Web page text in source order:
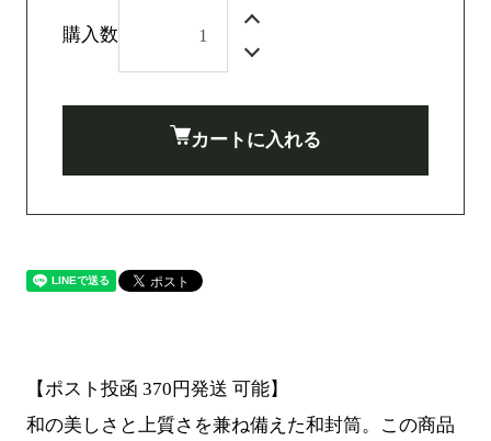
【ポスト投函 370円発送 可能】
和の美しさと上質さを兼ね備えた和封筒。この商品
購入数
カートに入れる